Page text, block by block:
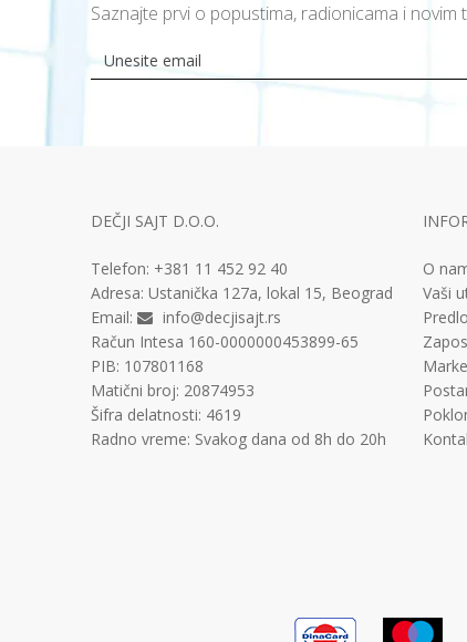
Saznajte prvi o popustima, radionicama i novim
DEČJI SAJT D.O.O.
Telefon: +381 11 452 92 40
Adresa: Ustanička 127a, lokal 15, Beograd
Email:
info@decjisajt.rs
Račun Intesa 160-0000000453899-65
PIB: 107801168
Matični broj: 20874953
Šifra delatnosti: 4619
Radno vreme: Svakog dana od 8h do 20h
O
Vaši